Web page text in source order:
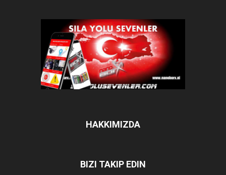
HAKKIMIZDA
BIZI TAKIP EDIN